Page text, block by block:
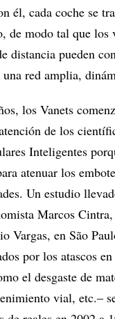
él, cada coche se
de modo tal que los
distancia pueden
una red amplia,
los Vanets
de los
Inteligentes
atenuar los
Un estudio
Marcos
Vargas, en São
por los atascos
el desgaste de
vial, etc.‒